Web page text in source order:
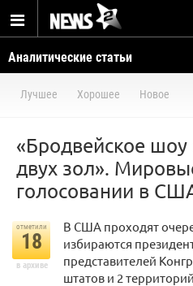
Аналитические статьи
Лучшее Хорошее Новое
«Бродвейское
двух зол».
голосовании в
отметили
18
в архиве
В США проходят
избираются
представителей
штатов и 2